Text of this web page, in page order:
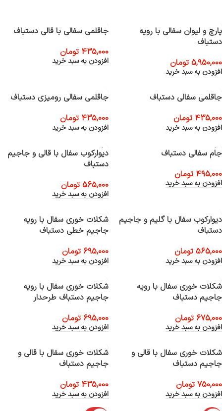
پارچ و لیوان سفالی با رویه
دستباف
5,950,000 تومان
افزودن به سبد خرید
جاقلمی سفالی با قالی دستباف
435,000 تومان
افزودن به سبد خرید
جاقلمی سفالی دستباف
435,000 تومان
افزودن به سبد خرید
جاقلمی سفالی رومیزی دستباف
435,000 تومان
افزودن به سبد خرید
جام سفالی دستباف
495,000 تومان
افزودن به سبد خرید
دیوارکوب سفال با قالی و جاجیم
دستباف
565,000 تومان
افزودن به سبد خرید
دیوارکوب سفال با گلیم و جاجیم
دستباف
565,000 تومان
افزودن به سبد خرید
شکلات خوری سفال با رویه
جاجیم خطی دستباف
695,000 تومان
افزودن به سبد خرید
شکلات خوری سفال با رویه
جاجیم دستباف
675,000 تومان
افزودن به سبد خرید
شکلات خوری سفال با رویه
جاجیم دستباف طرحدار
695,000 تومان
افزودن به سبد خرید
شکلات خوری سفال با قالی و
جاجیم دستباف
750,000 تومان
افزودن به سبد خرید
شکلات خوری سفال با قالی و
جاجیم دستباف
435,000 تومان
افزودن به سبد خرید